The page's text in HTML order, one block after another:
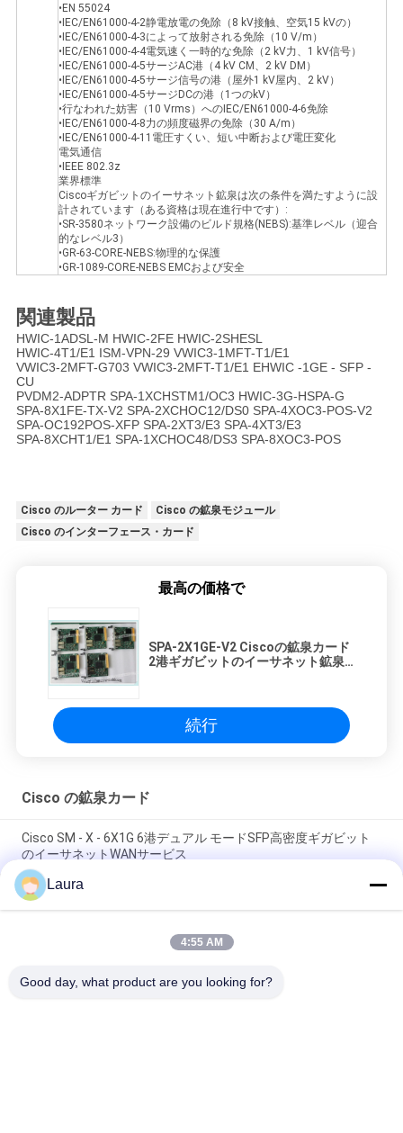
•EN 55024
•IEC/EN61000-4-2静電放電の免除（8 kV接触、空気15 kVの）
•IEC/EN61000-4-3によって放射される免除（10 V/m）
•IEC/EN61000-4-4電気速く一時的な免除（2 kV力、1 kV信号）
•IEC/EN61000-4-5サージAC港（4 kV CM、2 kV DM）
•IEC/EN61000-4-5サージ信号の港（屋外1 kV屋内、2 kV）
•IEC/EN61000-4-5サージDCの港（1つのkV）
•行なわれた妨害（10 Vrms）へのIEC/EN61000-4-6免除
•IEC/EN61000-4-8力の頻度磁界の免除（30 A/m）
•IEC/EN61000-4-11電圧すくい、短い中断および電圧変化
電気通信
•IEEE 802.3z
業界標準
Ciscoギガビットのイーサネット鉱泉は次の条件を満たすように設
計されています（ある資格は現在進行中です）:
•SR-3580ネットワーク設備のビルド規格(NEBS):基準レベル（迎合
的なレベル3）
•GR-63-CORE-NEBS:物理的な保護
•GR-1089-CORE-NEBS EMCおよび安全
関連製品
HWIC-1ADSL-M HWIC-2FE HWIC-2SHESL
HWIC-4T1/E1 ISM-VPN-29 VWIC3-1MFT-T1/E1
VWIC3-2MFT-G703 VWIC3-2MFT-T1/E1 EHWIC -1GE - SFP -
CU
PVDM2-ADPTR SPA-1XCHSTM1/OC3 HWIC-3G-HSPA-G
SPA-8X1FE-TX-V2 SPA-2XCHOC12/DS0 SPA-4XOC3-POS-V2
SPA-OC192POS-XFP SPA-2XT3/E3 SPA-4XT3/E3
SPA-8XCHT1/E1 SPA-1XCHOC48/DS3 SPA-8XOC3-POS
Cisco のルーター カード
Cisco の鉱泉モジュール
Cisco のインターフェース・カード
最高の価格で
SPA-2X1GE-V2 Ciscoの鉱泉カード
2港ギガビットのイーサネット鉱泉
続行
Cisco の鉱泉カード
Cisco SM - X - 6X1G 6港デュアル モードSFP高密度ギガビット
のイーサネットWANサービス
4000ルーターのCiscoの鉱泉カードISR4331 3GE 2NIM IPの基礎
ネットワーク ファイアウォール
Cisco NXK-MEM-16GB= Nexus 9000 シリーズ スイッチ用の
Laura
4:55 AM
Good day, what product are you looking for?